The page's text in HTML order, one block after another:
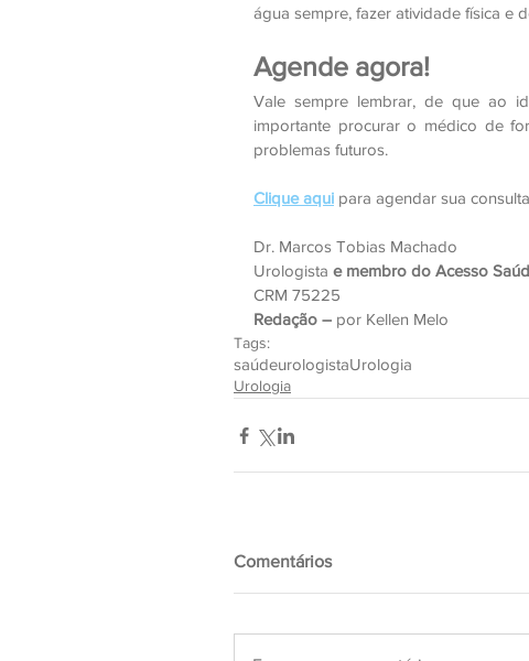
água sempre, fazer atividade física e
Agende agora!
Vale sempre lembrar, de que ao
importante procurar o médico de
problemas futuros.
Clique aqui para agendar sua
Dr. Marcos Tobias Machado
Urologista e membro do Acesso
CRM 75225
Redação – por Kellen Melo
Tags:
saúdeurologistaUrologia
Urologia
Comentários